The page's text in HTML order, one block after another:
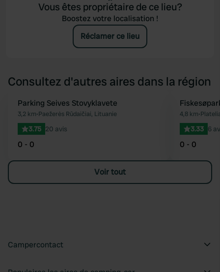
Vous êtes propriétaire de ce lieu?
Boostez votre localisation !
Réclamer ce lieu
Consultez d'autres aires dans la région
Préféré
Parking Seives Stovyklavete
3,2 km•Paežerės Rūdaičiai, Lituanie
3.75 20 avis
0 - 0
4,8 km•
3.33 6
0 - 0
Voir tout
Campercontact